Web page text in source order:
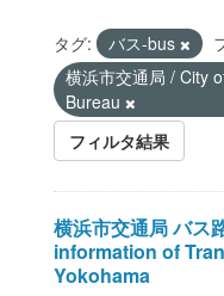
タグ: バス-bus
横浜市交通局 / City
Bureau
フィルタ結果
横浜市交通局 バス
information of
Yokohama